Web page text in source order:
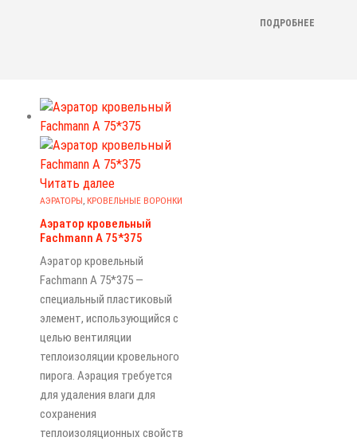
ПОДРОБНЕЕ
Читать далее
АЭРАТОРЫ, КРОВЕЛЬНЫЕ ВОРОНКИ
Аэратор кровельный
Fachmann A 75*375
Аэратор кровельный
Fachmann A 75*375 —
специальный пластиковый
элемент, использующийся с
целью вентиляции
теплоизоляции кровельного
пирога. Аэрация требуется
для удаления влаги для
сохранения
теплоизоляционных свойств